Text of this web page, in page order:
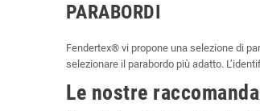
PARABORDI
Fendertex® vi propone una selezione di
selezionare il parabordo più adatto.
Le nostre